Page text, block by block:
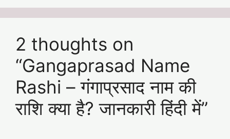
2 thoughts on
“Gangaprasad Name
Rashi – गंगाप्रसाद नाम की
राशि क्या है? जानकारी हिंदी में”